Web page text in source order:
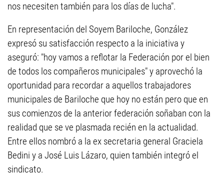
nos necesiten también para los días de lucha".
En representación del Soyem Bariloche, González
expresó su satisfacción respecto a la iniciativa y
aseguró: "hoy vamos a reflotar la Federación por el bien
de todos los compañeros municipales" y aprovechó la
oportunidad para recordar a aquellos trabajadores
municipales de Bariloche que hoy no están pero que en
sus comienzos de la anterior federación soñaban con la
realidad que se ve plasmada recién en la actualidad.
Entre ellos nombró a la ex secretaria general Graciela
Bedini y a José Luis Lázaro, quien también integró el
sindicato.